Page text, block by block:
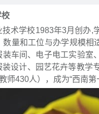
校
术学校1983年3月创办
数量和工位与办学规模
车间、电子电工实验室
设计、园艺花卉等教学
师430人），成为“西南第